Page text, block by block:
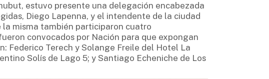
estuvo presente una delegación encabezada
Diego Lapenna, y el intendente de la ciudad
la misma también participaron cuatro
convocados por Nación para que expongan
Federico Terech y Solange Freile del Hotel La
Solís de Lago 5; y Santiago Echeniche de Los